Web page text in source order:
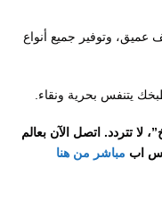
عميق، وتوفير جميع أنواع
يتنفس بحرية ونقاء.
تتردد. اتصل الآن بعالم
اب مباشر من هنا